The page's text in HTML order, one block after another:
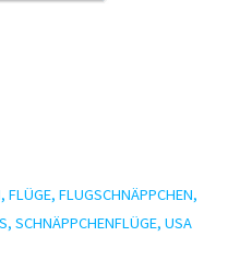
,FLÜGE,FLUGSCHNÄPPCHEN,
, SCHNÄPPCHENFLÜGE, USA